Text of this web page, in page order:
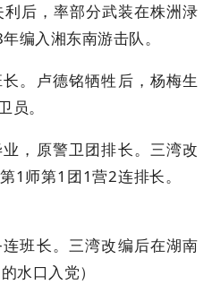
后，率部分武装在株洲渌
编入湘东南游击队。
。卢德铭牺牲后，杨梅生
员。
，原警卫团排长。三湾改
1师第1团1营2连排长。
班长。三湾改编后在湖南
水口入党）